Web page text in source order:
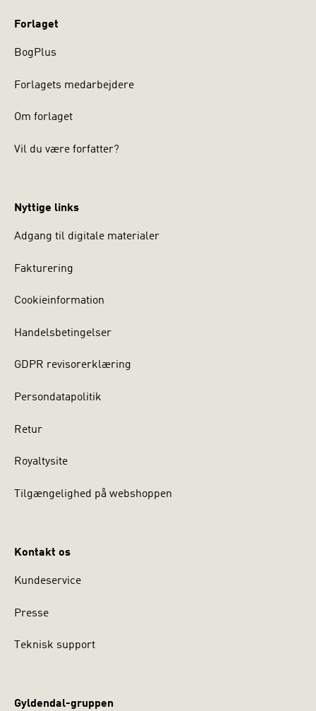
Forlaget
BogPlus
Forlagets medarbejdere
Om forlaget
Vil du være forfatter?
Nyttige links
Adgang til digitale materialer
Fakturering
Cookieinformation
Handelsbetingelser
GDPR revisorerklæring
Persondatapolitik
Retur
Royaltysite
Tilgængelighed på webshoppen
Kontakt os
Kundeservice
Presse
Teknisk support
Gyldendal-gruppen